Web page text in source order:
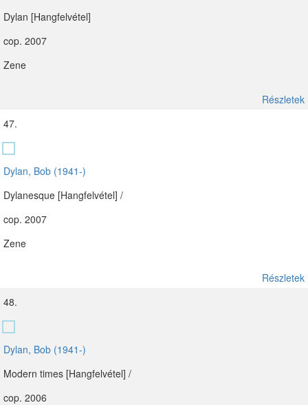
Dylan [Hangfelvétel]
cop. 2007
Zene
Részletek
47.
Dylan, Bob (1941-)
Dylanesque [Hangfelvétel] /
cop. 2007
Zene
Részletek
48.
Dylan, Bob (1941-)
Modern times [Hangfelvétel] /
cop. 2006